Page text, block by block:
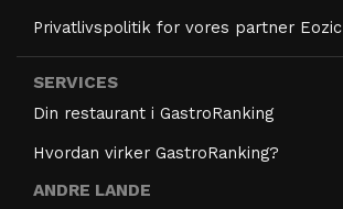
Privatlivspolitik for vores partner Eozic
SERVICES
Din restaurant i GastroRanking
Hvordan virker GastroRanking?
ANDRE LANDE